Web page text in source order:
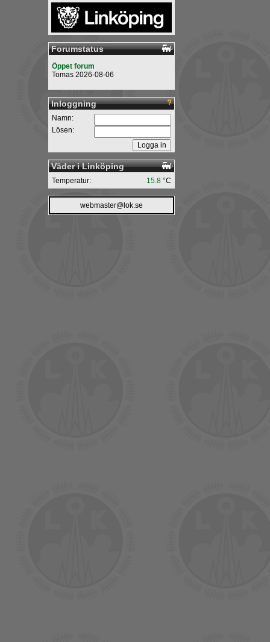
Forumstatus
Öppet forum
Tomas 2026-08-06
Inloggning
Namn:
Lösen:
Väder i Linköping
15.8 °C
Temperatur:
webmaster@lok.se